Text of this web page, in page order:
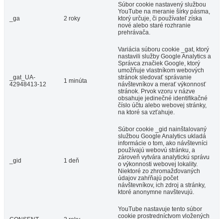
_ga 2 roky
Súbor cookie nastavený službou
YouTube na meranie šírky pásma,
ktorý určuje, či používateľ získa
nové alebo staré rozhranie
prehrávača.
_gat_UA-
42948413-12
1 minúta
Variácia súboru cookie _gat, ktorý
nastavili služby Google Analytics a
Správca značiek Google, ktorý
umožňuje vlastníkom webových
stránok sledovať správanie
návštevníkov a merať výkonnosť
stránok. Prvok vzoru v názve
obsahuje jedinečné identifikačné
číslo účtu alebo webovej stránky,
na ktoré sa vzťahuje.
_gid 1 deň
Súbor cookie _gid nainštalovaný
službou Google Analytics ukladá
informácie o tom, ako návštevníci
používajú webovú stránku, a
zároveň vytvára analytickú správu
o výkonnosti webovej lokality.
Niektoré zo zhromažďovaných
údajov zahŕňajú počet
návštevníkov, ich zdroj a stránky,
ktoré anonymne navštevujú.
YouTube nastavuje tento súbor
cookie prostredníctvom vložených